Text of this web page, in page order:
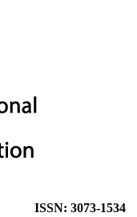
ISSN: 3073-1534